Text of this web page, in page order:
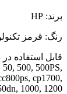
برند: HP
رنگ: قرمز
500, 500PS,
cp1700,
1000, 1200